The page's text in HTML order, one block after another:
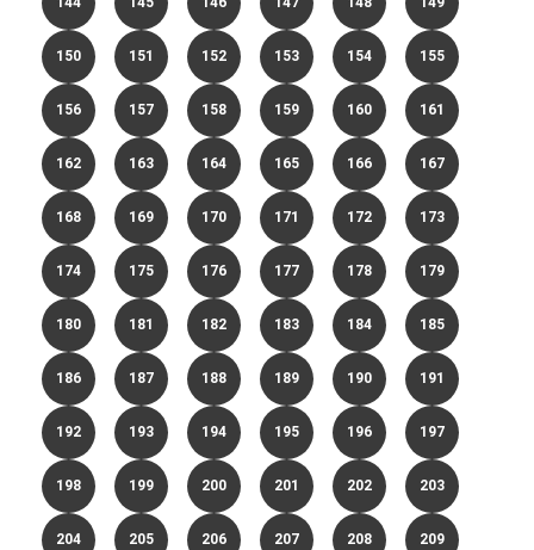
150 151 152 153 154 155
156 157 158 159 160 161
162 163 164 165 166 167
168 169 170 171 172 173
174 175 176 177 178 179
180 181 182 183 184 185
186 187 188 189 190 191
192 193 194 195 196 197
198 199 200 201 202 203
204 205 206 207 208 209